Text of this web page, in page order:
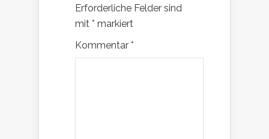
Erforderliche Felder sind
mit * markiert
Kommentar *